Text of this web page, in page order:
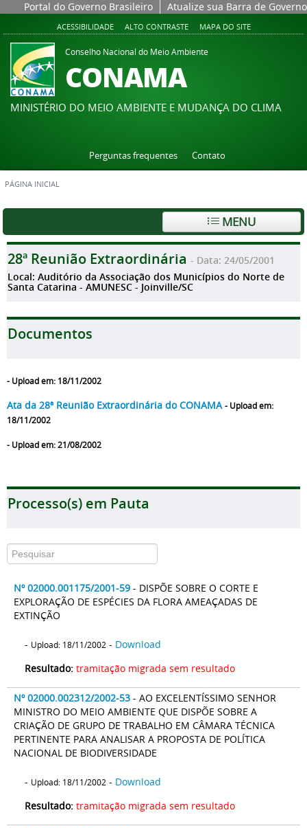
Portal do Governo Brasileiro Atualize sua Barra de Governo
ACESSIBILIDADE ALTO CONTRASTE MAPA DO SITE
Conselho Nacional do Meio Ambiente
CONAMA
MINISTÉRIO DO MEIO AMBIENTE E MUDANÇA DO CLIMA
Perguntas frequentes Contato
PÁGINA INICIAL
MENU
28ª Reunião Extraordinária - Data: 24/05/2001
Local: Auditório da Associação dos Municípios do Norte de
Santa Catarina - AMUNESC - Joinville/SC
Documentos
- Upload em: 18/11/2002
Ata da 28ª Reunião Extraordinária do CONAMA - Upload em:
18/11/2002
- Upload em: 21/08/2002
Processo(s) em Pauta
Nº 02000.001175/2001-59 - DISPÕE SOBRE O CORTE E
EXPLORAÇÃO DE ESPÉCIES DA FLORA AMEAÇADAS DE
EXTINÇÃO
- Upload: 18/11/2002 - Download
Resultado: tramitação migrada sem resultado
Nº 02000.002312/2002-53 - AO EXCELENTÍSSIMO SENHOR
MINISTRO DO MEIO AMBIENTE QUE DISPÕE SOBRE A
CRIAÇÃO DE GRUPO DE TRABALHO EM CÂMARA TÉCNICA
PERTINENTE PARA ANALISAR A PROPOSTA DE POLÍTICA
NACIONAL DE BIODIVERSIDADE
- Upload: 18/11/2002 - Download
Resultado: tramitação migrada sem resultado